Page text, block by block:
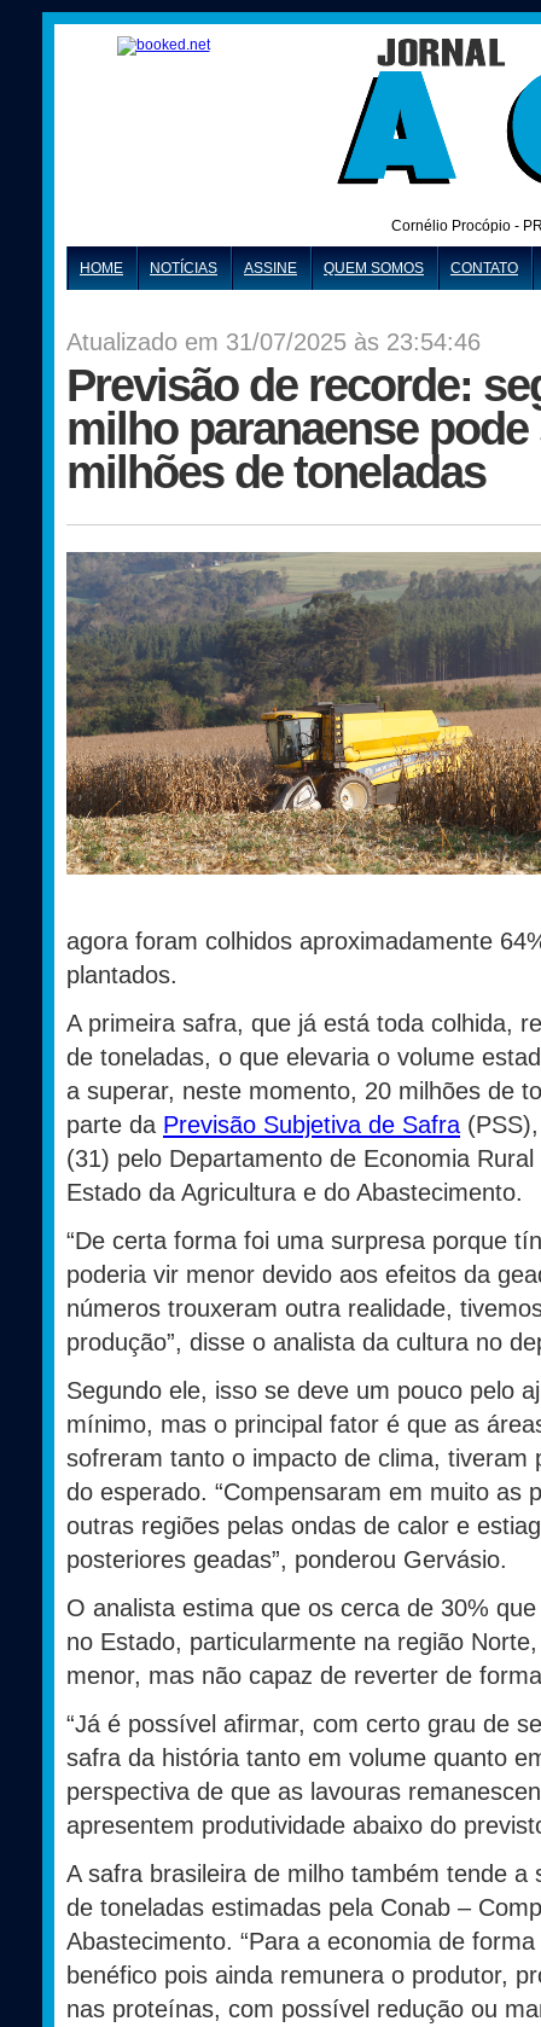
Cornélio Procópio -
HOME NOTÍCIAS ASSINE QUEM SOMOS CONTATO
Atualizado em 31/07/2025 às 23:54:46
Previsão de recorde:
milho paranaense pode
milhões de toneladas
agora foram colhidos aproximadamente
plantados.
A primeira safra, que já está toda colhida,
de toneladas, o que elevaria o volume
a superar, neste momento, 20 milhões de
parte da Previsão Subjetiva de Safra(PSS),
(31) pelo Departamento de Economia
Estado da Agricultura e do Abastecimento.
“De certa forma foi uma surpresa porque
poderia vir menor devido aos efeitos da
números trouxeram outra realidade,
produção”, disse o analista da cultura no
Segundo ele, isso se deve um pouco pelo
mínimo, mas o principal fator é que as
sofreram tanto o impacto de clima, tiveram
do esperado. “Compensaram em muito as
outras regiões pelas ondas de calor e
posteriores geadas”, ponderou Gervásio.
O analista estima que os cerca de 30%
no Estado, particularmente na região
menor, mas não capaz de reverter de
“Já é possível afirmar, com certo grau de
safra da história tanto em volume quanto
perspectiva de que as lavouras
apresentem produtividade abaixo do
A safra brasileira de milho também tende
de toneladas estimadas pela Conab –
Abastecimento. “Para a economia de
benéfico pois ainda remunera o produtor,
nas proteínas, com possível redução ou